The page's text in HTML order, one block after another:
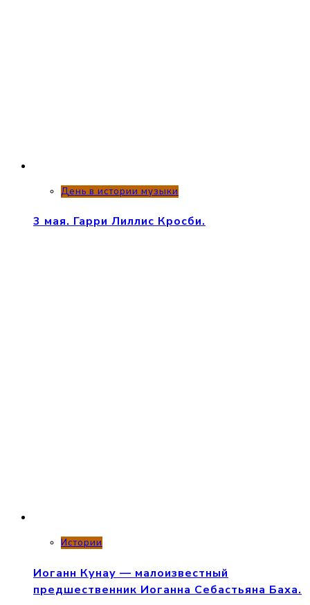
День в истории музыки
3 мая. Гарри Лиллис Кросби.
Истории
Иоганн Кунау — малоизвестный
предшественник Иоганна Себастьяна Баха.